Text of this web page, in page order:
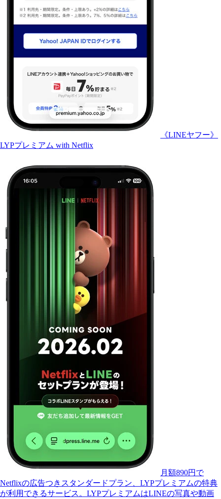
《LINEヤフー》
LYPプレミアム with Netflix
月額890円で
Netflixの広告つきスタンダードプラン、LYPプレミアムの特典
が利用できるサービス。LYPプレミアムはLINEの写真や動画